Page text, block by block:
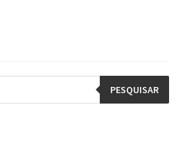
PESQUISAR